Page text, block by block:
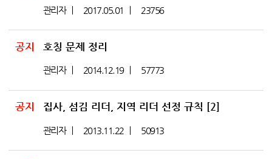
관리자 2017.05.01 23756
공지 호칭 문제 정리
관리자 2014.12.19 57773
공지 집사, 섬김 리더, 지역 리더 선정 규칙 [2]
관리자 2013.11.22 50913